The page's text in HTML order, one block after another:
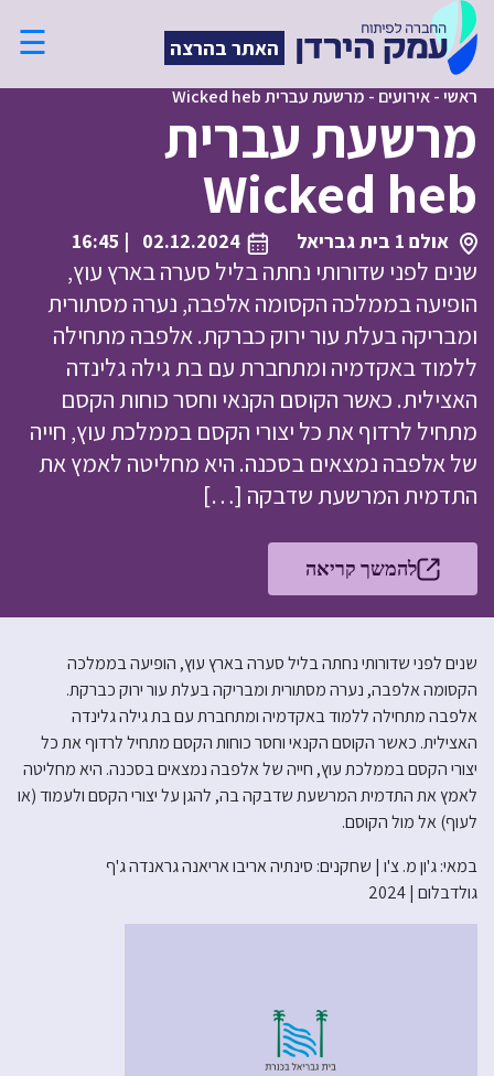
האתר בהרצה ☰
ראשי-אירועים - מרשעת עברית Wicked heb
מרשעת עברית
Wicked heb
אולם 1 בית גבריאל 02.12.2024
| 16:45
שנים לפני שדורותי נחתה בליל סערה בארץ עוץ,
הופיעה בממלכה הקסומה אלפבה, נערה מסתורית
ומבריקה בעלת עור ירוק כברקת. אלפבה מתחילה
ללמוד באקדמיה ומתחברת עם בת גילה גלינדה
האצילית. כאשר הקוסם הקנאי וחסר כוחות הקסם
מתחיל לרדוף את כל יצורי הקסם בממלכת עוץ, חייה
של אלפבה נמצאים בסכנה. היא מחליטה לאמץ את
התדמית המרשעת שדבקה […]
להמשך קריאה
שנים לפני שדורותי נחתה בליל סערה בארץ עוץ, הופיעה בממלכה
הקסומה אלפבה, נערה מסתורית ומבריקה בעלת עור ירוק כברקת.
אלפבה מתחילה ללמוד באקדמיה ומתחברת עם בת גילה גלינדה
האצילית. כאשר הקוסם הקנאי וחסר כוחות הקסם מתחיל לרדוף את כל
יצורי הקסם בממלכת עוץ, חייה של אלפבה נמצאים בסכנה. היא מחליטה
לאמץ את התדמית המרשעת שדבקה בה, להגן על יצורי הקסם ולעמוד (או
לעוף) אל מול הקוסם.
במאי: ג'ון מ. צ'ו | שחקנים: סינתיה אריבו אריאנה גראנדה ג'ף
גולדבלום | 2024